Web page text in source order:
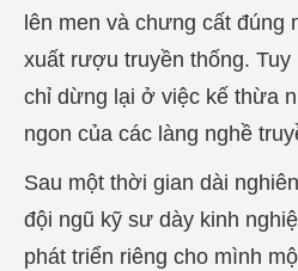
lên men và chưng cất đúng
xuất rượu truyền thống.
chỉ dừng lại ở việc kế thừa
ngon của các làng nghề
Sau một thời gian dài
đội ngũ kỹ sư dày kinh
phát triển riêng cho mình